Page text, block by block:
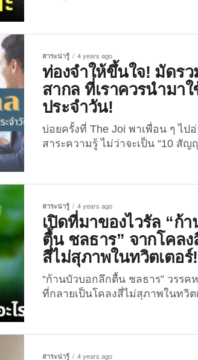
มกราคม 2565) เพจ Facebook ส
ภาพของฝูง “ปลาองคชาต” ที่มาเ
บริเวณชายหาดในรัฐแคลิฟอร์เนีย
ริกา และด้วยรูปร่างหน้าตาที่ดูเกเร
หลายคนคิดดีไม่ได้ จนโพสต์ดังกล่า
และถูกแชร์ออกไปมากกว่า 2 พันค
สำรวจโลกได้โพสต์ภาพของฝูงปล
ข่าวดังในปี 2562...
สาระน่ารู้ 4 years ago
ท่องจำให้ขึ้นใจ! มัดร
สากล ที่เราควรนำมา
ประจำวัน!
บ่อยครั้งที่ The Joi พาเพื่อน ๆ ไ
สาระความรู้ ไม่ว่าจะเป็น “10 สั
ต้องรู้สึกผิด” และในวันนี้ก็เช่นเดีย
เพื่อน ๆ ไปดูกันว่าข้อปฏิบัติพื้นฐา
อะไรบ้าง ใน 10 มารยาทสากล ที่เ
ชีวิตประจำวัน! ซึ่งอันที่จริงแล้วมีห
ยกมาแค่ส่วนหนึ่งที่เป็นหลักสำคัญ
สาระน่ารู้ 4 years ago
เปิดที่มาของไวรัล “ก้
ตื้น ชลธาร” จากโคล
สี่ไม่สุภาพในทวิตเตอร์!
“ก้านบัวบอกลึกตื้น ชลธาร” วรรค
ที่กลายเป็นโคลงสี่ไม่สุภาพในทวิต
จากมีประโยคเด็ดที่ชาวเน็ตแห่โร
อเวจีปอยเปตแสนล้านภพแสนล้าน
สาระน่ารู้ 4 years ago